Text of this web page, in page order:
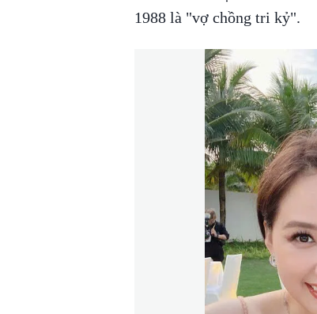
1988 là "vợ chồng tri kỷ".